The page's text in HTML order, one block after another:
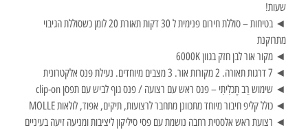
שעות!
◄ בטיחות – סוללת חירום פנימית ל 30 דקות תאורת 20 לומן כשסוללת הגיבוי
מתרוקנת
◄ מקור אור לבן חזק בגוון 6000K
◄ 7 דרגות תאורה. 2 מקורות אור. 3 מצבים מיוחדים. נעילת פנס אלקטרונית
◄ שימוש רַב תָכלִיתִי – פנס ראש עם רצועה / פנס גוף לביש עם תפסן clip-on
◄ כולל קליפ חיבור מיוחד מתכוונן מתחבר לרצועות, תיקים, אפוד, לולאות MOLLE
◄ רצועת ראש אלסטית רחבה נושמת עם פסי סיליקון ליציבות ומניעה זיעה בעיניים